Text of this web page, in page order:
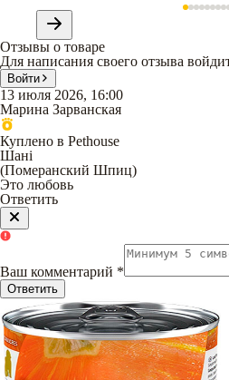
Отзывы о товаре
Для написания своего отзыва
Войти
13 июля 2026, 16:00
Марина Зарванская
Куплено в Pethouse
Шані
(Померанский Шпиц)
Это любовь
Ответить
Ваш комментарий *
Ответить